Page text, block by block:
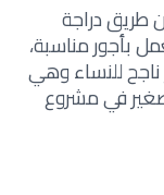
طريق دراجة
بأجور مناسبة،
للنساء وهي
في مشروع